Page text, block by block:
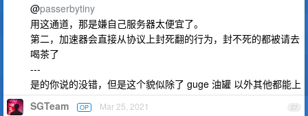
@passerbytiny
用这通道，那是嫌自己服务器太便宜了。
第二，加速器会直接从协议上封死翻的行为，封不死的都被请去
喝茶了
---
是的你说的没错，但是这个貌似除了 guge 油罐 以外其他都能上
27
SGTeam OP Mar 25, 2021